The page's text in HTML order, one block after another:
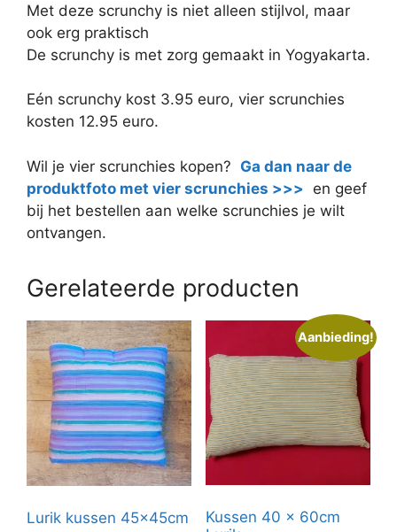
Met deze scrunchy is niet alleen stijlvol, maar
ook erg praktisch
De scrunchy is met zorg gemaakt in Yogyakarta.
Eén scrunchy kost 3.95 euro, vier scrunchies
kosten 12.95 euro.
Wil je vier scrunchies kopen? Ga dan naar de
produktfoto met vier scrunchies >>> en geef
bij het bestellen aan welke scrunchies je wilt
ontvangen.
Gerelateerde producten
Lurik kussen 45x45cm
Aanbieding!
Kussen 40 x 60cm